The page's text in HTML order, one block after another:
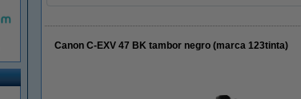
Canon C-EXV 47 BK tambor negro (marca 123tinta)